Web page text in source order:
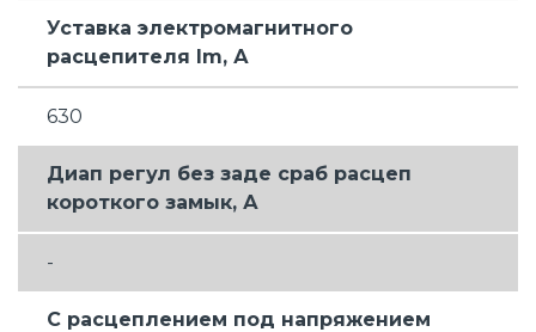
Уставка электромагнитного
расцепителя Im, А
630
Диап регул без заде сраб расцеп
короткого замык, А
-
С расцеплением под напряжением